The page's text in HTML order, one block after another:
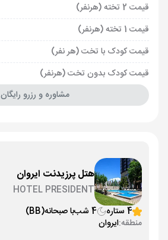
قیمت 2 تخته (هرنفر)
قیمت 1 تخته (هرنفر)
قیمت کودک با تخت (هر نفر)
قیمت کودک بدون تخت (هرنفر)
مشاوره و رزرو رایگان
هتل پرزیدنت ایروان
HOTEL PRESIDENT
4 ستاره
4 شب با صبحانه(BB)
منطقه:ایروان